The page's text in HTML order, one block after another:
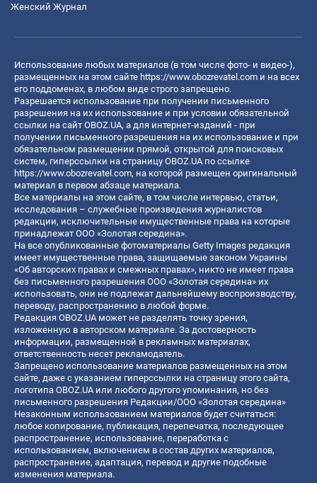
Женский Журнал
Использование любых материалов (в том числе фото- и видео-),
размещенных на этом сайте https://www.obozrevatel.com и на всех
его поддоменах, в любом виде строго запрещено.
Разрешается использование при получении письменного
разрешения на их использование и при условии обязательной
ссылки на сайт OBOZ.UA, а для интернет-изданий - при
получении письменного разрешения на их использование и при
обязательном размещении прямой, открытой для поисковых
систем, гиперссылки на страницу OBOZ.UA по ссылке
https://www.obozrevatel.com, на которой размещен оригинальный
материал в первом абзаце материала.
Все материалы на этом сайте, в том числе интервью, статьи,
исследования – служебные произведения журналистов
редакции, исключительные имущественные права на которые
принадлежат ООО «Золотая середина».
На все опубликованные фотоматериалы Getty Images редакция
имеет имущественные права, защищаемые законом Украины
«Об авторских правах и смежных правах», никто не имеет права
без письменного разрешения ООО «Золотая середина» их
использовать, они не подлежат дальнейшему воспроизводству,
переводу, распространению в любой форме.
Редакция OBOZ.UA может не разделять точку зрения,
изложенную в авторском материале. За достоверность
информации, размещенной в рекламных материалах,
ответственность несет рекламодатель.
Запрещено использование материалов размещенных на этом
сайте, даже с указанием гиперссылки на страницу этого сайта,
логотипа OBOZ.UA или любого другого упоминания, но без
письменного разрешения Редакции/ООО «Золотая середина»
Незаконным использованием материалов будет считаться:
любое копирование, публикация, перепечатка, последующее
распространение, использование, переработка с
использованием, включением в состав других материалов,
распространение, адаптация, перевод и другие подобные
изменения материала.